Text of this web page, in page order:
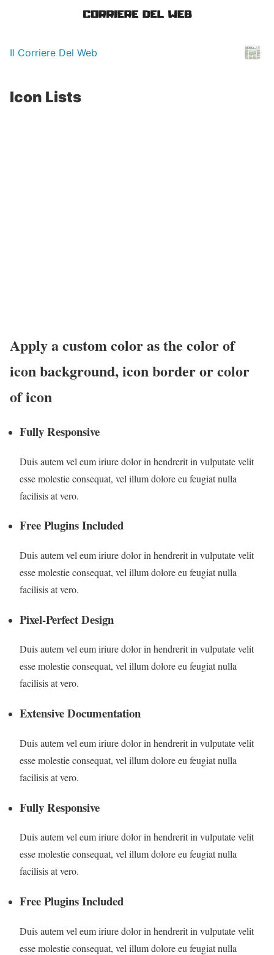
Il Corriere Del Web
Icon Lists
Apply a custom color as the color of
icon background, icon border or color
of icon
Fully Responsive
Duis autem vel eum iriure dolor in hendrerit in vulputate velit
esse molestie consequat, vel illum dolore eu feugiat nulla
facilisis at vero.
Free Plugins Included
Duis autem vel eum iriure dolor in hendrerit in vulputate velit
esse molestie consequat, vel illum dolore eu feugiat nulla
facilisis at vero.
Pixel-Perfect Design
Duis autem vel eum iriure dolor in hendrerit in vulputate velit
esse molestie consequat, vel illum dolore eu feugiat nulla
facilisis at vero.
Extensive Documentation
Duis autem vel eum iriure dolor in hendrerit in vulputate velit
esse molestie consequat, vel illum dolore eu feugiat nulla
facilisis at vero.
Fully Responsive
Duis autem vel eum iriure dolor in hendrerit in vulputate velit
esse molestie consequat, vel illum dolore eu feugiat nulla
facilisis at vero.
Free Plugins Included
Duis autem vel eum iriure dolor in hendrerit in vulputate velit
esse molestie consequat, vel illum dolore eu feugiat nulla